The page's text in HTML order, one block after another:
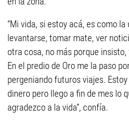
“Mi vida, si estoy acá, es como
levantarse, tomar mate, ver
otra cosa, no más porque
En el predio de Oro me la paso
pergeniando futuros viajes.
dinero pero llego a fin de mes lo
agradezco a la vida”, confía.